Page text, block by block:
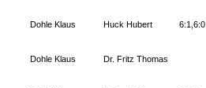
Dohle Klaus Huck Hubert 6:1,6:0
Dohle Klaus Dr. Fritz Thomas